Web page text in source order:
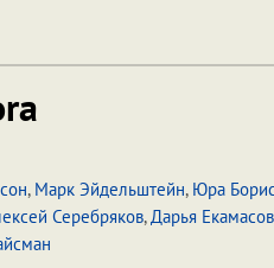
, Марк Эйдельштейн, Юра
Серебряков,Дарья